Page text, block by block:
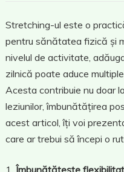
Stretching-ul este o
pentru sănătatea fizică și
nivelul de activitate,
zilnică poate aduce
Acesta contribuie nu doar
leziunilor, îmbunătățirea
acest articol, îți voi
care ar trebui să începi o
Îmbunătățește